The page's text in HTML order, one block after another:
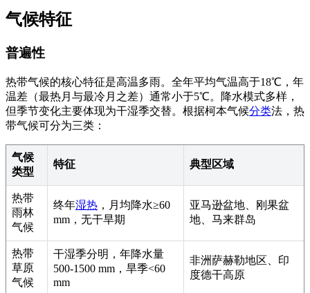
气候特征
普遍性
热带气候的核心特征是高温多雨。全年平均气温高于18℃，年
温差（最热月与最冷月之差）通常小于5℃。降水模式多样，
但季节变化主要体现为干湿季交替。根据柯本气候分类法，热
带气候可分为三类：
气候
类型
特征 典型区域
热带
雨林
气候
终年湿热 ，月均降水≥60
mm，无干旱期
亚马逊盆地、刚果盆
地、马来群岛
热带
草原
气候
干湿季分明，年降水量
500-1500 mm，旱季<60
mm
非洲萨赫勒地区、印
度德干高原